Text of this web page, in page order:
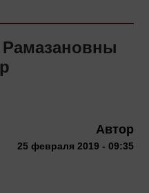
Рамазановны
Автор
25 февраля 2019 - 09:35